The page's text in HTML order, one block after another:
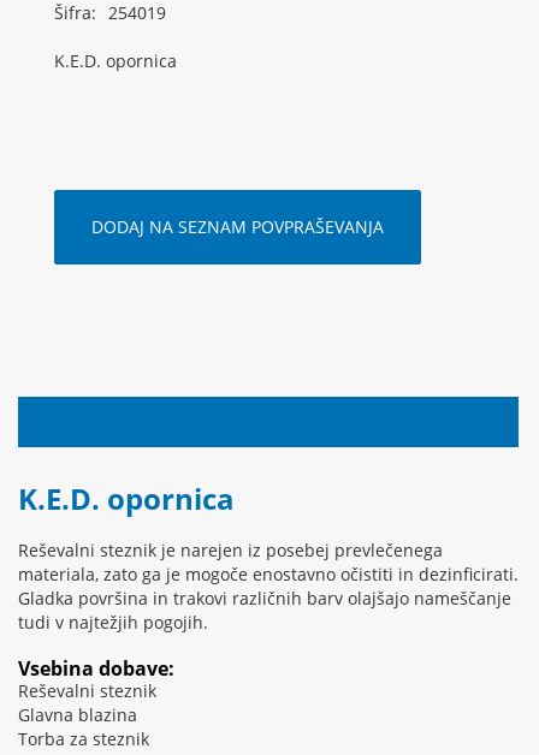
Šifra: 254019
K.E.D. opornica
DODAJ NA SEZNAM POVPRAŠEVANJA
K.E.D. opornica
Reševalni steznik je narejen iz posebej prevlečenega
materiala, zato ga je mogoče enostavno očistiti in dezinficirati.
Gladka površina in trakovi različnih barv olajšajo nameščanje
tudi v najtežjih pogojih.
Vsebina dobave:
Reševalni steznik
Glavna blazina
Torba za steznik